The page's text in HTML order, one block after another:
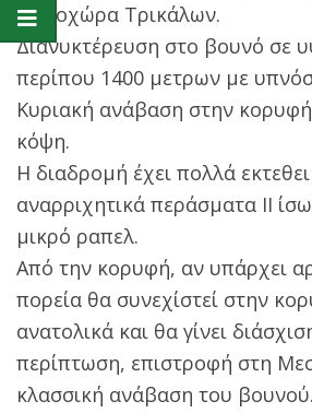
Μεσοχώρα Τρικάλων.
Διανυκτέρευση στο βουνό σε
περίπου 1400 μετρων με
Κυριακή ανάβαση στην
κόψη.
Η διαδρομή έχει πολλά
αναρριχητικά περάσματα ΙΙ
μικρό ραπελ.
Από την κορυφή, αν υπάρχει
πορεία θα συνεχίστεί στην
ανατολικά και θα γίνει
περίπτωση, επιστροφή στη
κλασσική ανάβαση του βουνού.